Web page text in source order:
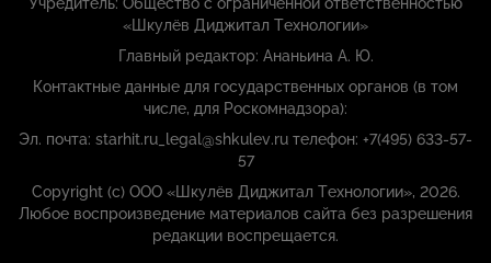
«Шкулёв Диджитал Технологии»
Главный редактор: Ананьина А. Ю.
Контактные данные для государственных органов (в том
числе, для Роскомнадзора):
Эл. почта: starhit.ru_legal@shkulev.ru телефон: +7(495) 633-57-
57
Copyright (с) ООО «Шкулёв Диджитал Технологии», 2026.
Любое воспроизведение материалов сайта без разрешения
редакции воспрещается.